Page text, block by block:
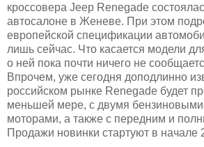
кроссовера Jeep Renegade
автосалоне в Женеве. При этом
европейской спецификации
лишь сейчас. Что касается модели
о ней пока почти ничего не
Впрочем, уже сегодня доподлинно
российском рынке Renegade будет
меньшей мере, с двумя
моторами, а также с передним и
Продажи новинки стартуют в начале